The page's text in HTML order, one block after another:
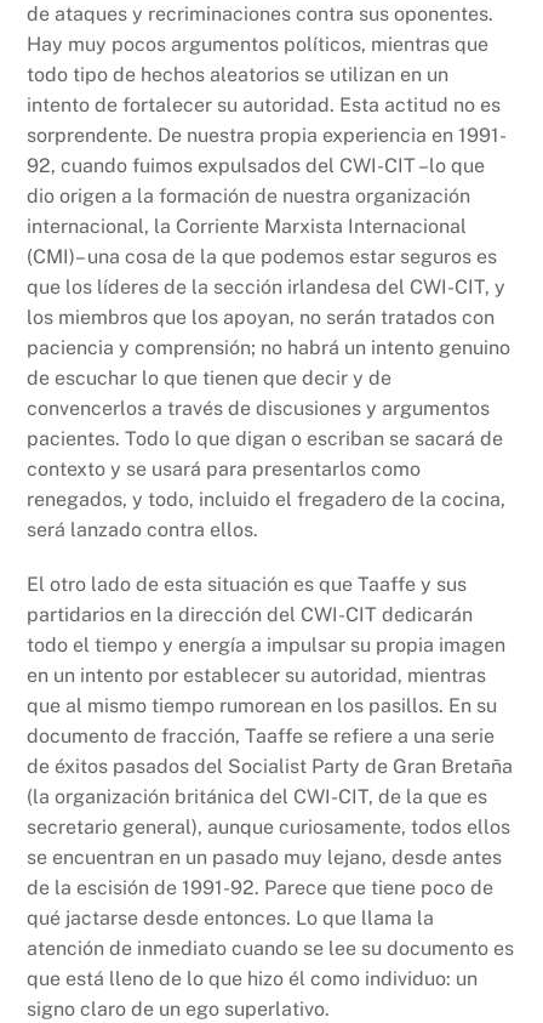
de ataques y recriminaciones contra sus oponentes.
Hay muy pocos argumentos políticos, mientras que
todo tipo de hechos aleatorios se utilizan en un
intento de fortalecer su autoridad. Esta actitud no es
sorprendente. De nuestra propia experiencia en 1991-
92, cuando fuimos expulsados del CWI-CIT –lo que
dio origen a la formación de nuestra organización
internacional, la Corriente Marxista Internacional
(CMI)– una cosa de la que podemos estar seguros es
que los líderes de la sección irlandesa del CWI-CIT, y
los miembros que los apoyan, no serán tratados con
paciencia y comprensión; no habrá un intento genuino
de escuchar lo que tienen que decir y de
convencerlos a través de discusiones y argumentos
pacientes. Todo lo que digan o escriban se sacará de
contexto y se usará para presentarlos como
renegados, y todo, incluido el fregadero de la cocina,
será lanzado contra ellos.
El otro lado de esta situación es que Taaffe y sus
partidarios en la dirección del CWI-CIT dedicarán
todo el tiempo y energía a impulsar su propia imagen
en un intento por establecer su autoridad, mientras
que al mismo tiempo rumorean en los pasillos. En su
documento de fracción, Taaffe se refiere a una serie
de éxitos pasados del Socialist Party de Gran Bretaña
(la organización británica del CWI-CIT, de la que es
secretario general), aunque curiosamente, todos ellos
se encuentran en un pasado muy lejano, desde antes
de la escisión de 1991-92. Parece que tiene poco de
qué jactarse desde entonces. Lo que llama la
atención de inmediato cuando se lee su documento es
que está lleno de lo que hizo él como individuo: un
signo claro de un ego superlativo.